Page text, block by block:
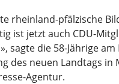
rheinland-pfälzische
ist jetzt auch CDU-
sagte die 58-Jährige
des neuen Landtags in
Agentur.